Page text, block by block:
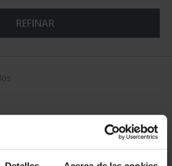
REFINAR